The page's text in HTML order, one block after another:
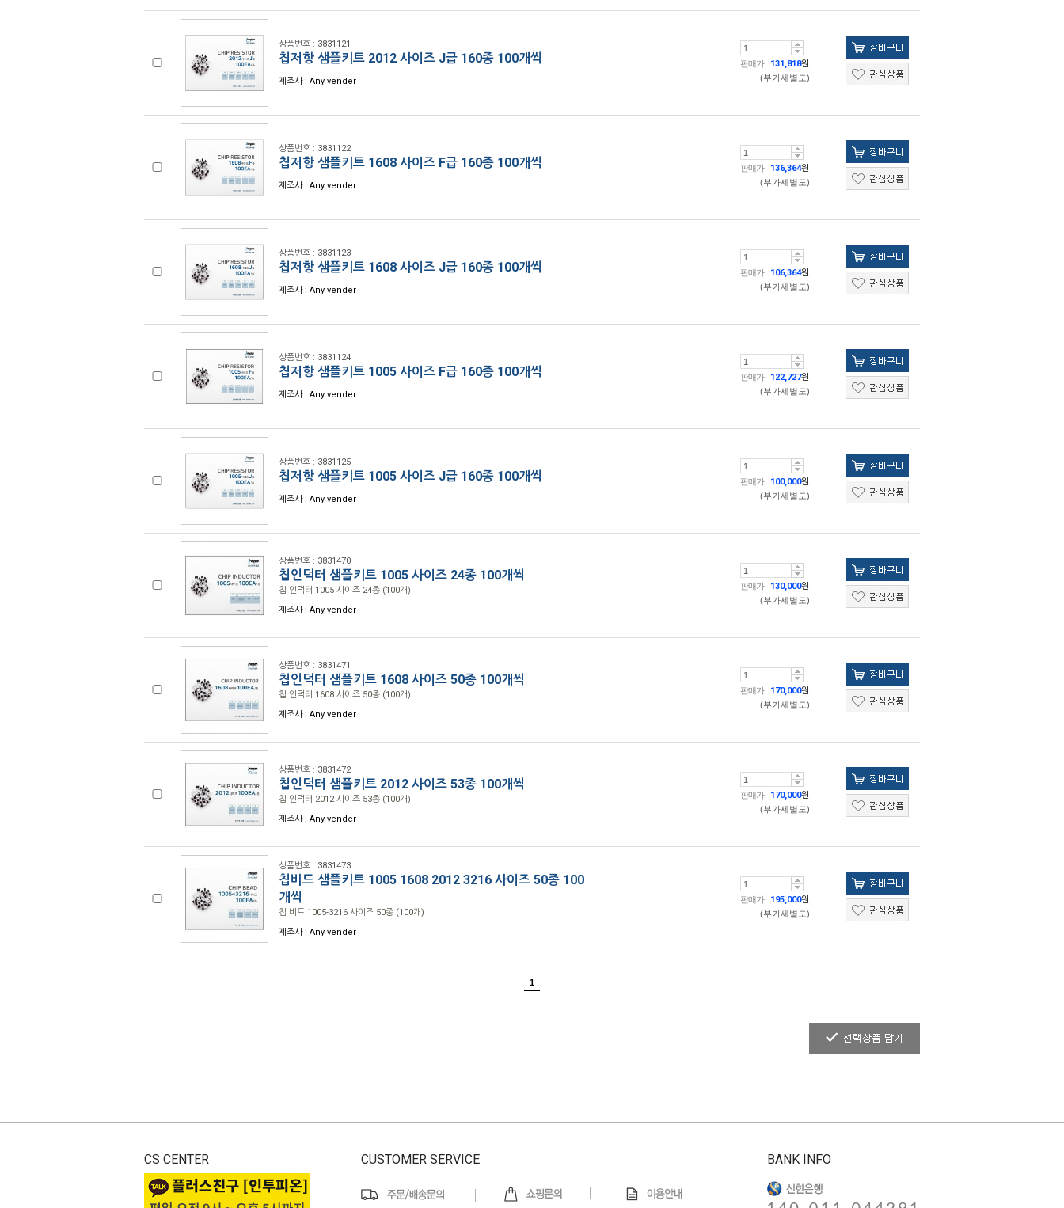
상품번호 : 3831121
칩저항 샘플키트 2012 사이즈 J급 160종 100개씩
제조사 : Any vender
판매가 131,818원
(부가세별도)
상품번호 : 3831122
칩저항 샘플키트 1608 사이즈 F급 160종 100개씩
제조사 : Any vender
판매가 136,364원
(부가세별도)
상품번호 : 3831123
칩저항 샘플키트 1608 사이즈 J급 160종 100개씩
제조사 : Any vender
판매가 106,364원
(부가세별도)
상품번호 : 3831124
칩저항 샘플키트 1005 사이즈 F급 160종 100개씩
제조사 : Any vender
판매가 122,727원
(부가세별도)
상품번호 : 3831125
칩저항 샘플키트 1005 사이즈 J급 160종 100개씩
제조사 : Any vender
판매가 100,000원
(부가세별도)
상품번호 : 3831470
칩인덕터 샘플키트 1005 사이즈 24종 100개씩
칩 인덕터 1005 사이즈 24종 (100개)
제조사 : Any vender
판매가 130,000원
(부가세별도)
상품번호 : 3831471
칩인덕터 샘플키트 1608 사이즈 50종 100개씩
칩 인덕터 1608 사이즈 50종 (100개)
제조사 : Any vender
판매가 170,000원
(부가세별도)
상품번호 : 3831472
칩인덕터 샘플키트 2012 사이즈 53종 100개씩
칩 인덕터 2012 사이즈 53종 (100개)
제조사 : Any vender
판매가 170,000원
(부가세별도)
상품번호 : 3831473
칩비드 샘플키트 1005 1608 2012 3216 사이즈 50종 100
개씩
칩 비드 1005-3216 사이즈 50종 (100개)
제조사 : Any vender
판매가 195,000원
(부가세별도)
1
CS CENTER CUSTOMER SERVICE BANK INFO